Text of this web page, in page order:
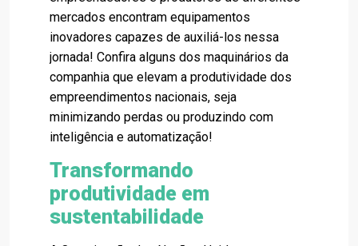
mercados encontram equipamentos
inovadores capazes de auxiliá-los nessa
jornada! Confira alguns dos maquinários da
companhia que elevam a produtividade dos
empreendimentos nacionais, seja
minimizando perdas ou produzindo com
inteligência e automatização!
Transformando
produtividade em
sustentabilidade